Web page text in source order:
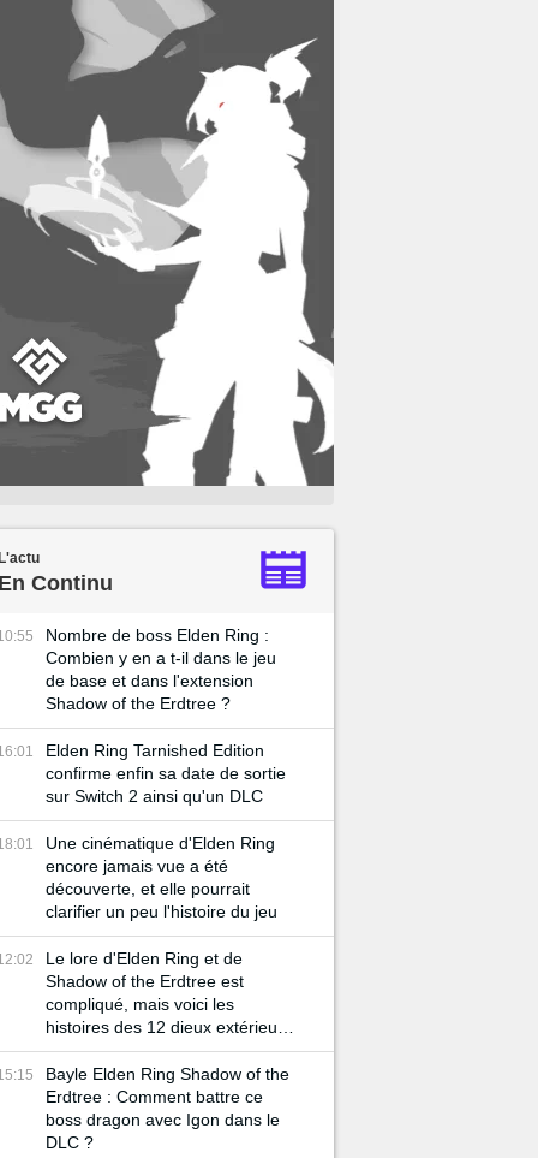
Continu
Nombre de boss Elden Ring :
Combien y en a t-il dans le jeu
de base et dans l'extension
Shadow of the Erdtree ?
Elden Ring Tarnished Edition
confirme enfin sa date de sortie
sur Switch 2 ainsi qu'un DLC
Une cinématique d'Elden Ring
encore jamais vue a été
découverte, et elle pourrait
clarifier un peu l'histoire du jeu
Le lore d'Elden Ring et de
Shadow of the Erdtree est
compliqué, mais voici les
histoires des 12 dieux extérieurs
pour mieux vous aider à le
comprendre
Bayle Elden Ring Shadow of the
Erdtree : Comment battre ce
boss dragon avec Igon dans le
DLC ?